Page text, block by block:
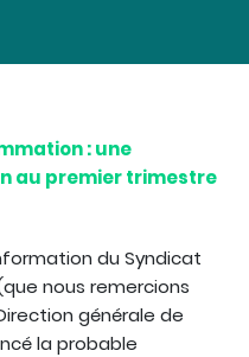
: une
au premier trimestre
du Syndicat
nous remercions
générale de
la probable